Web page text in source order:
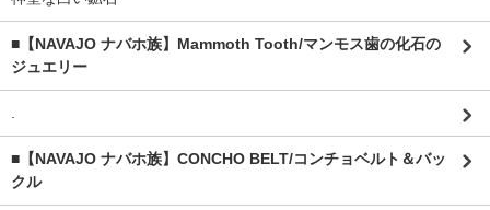
■【NAVAJO ナバホ族】Mammoth Tooth/マンモス歯の化石の
ジュエリー
.
■【NAVAJO ナバホ族】CONCHO BELT/コンチョベルト＆バッ
クル